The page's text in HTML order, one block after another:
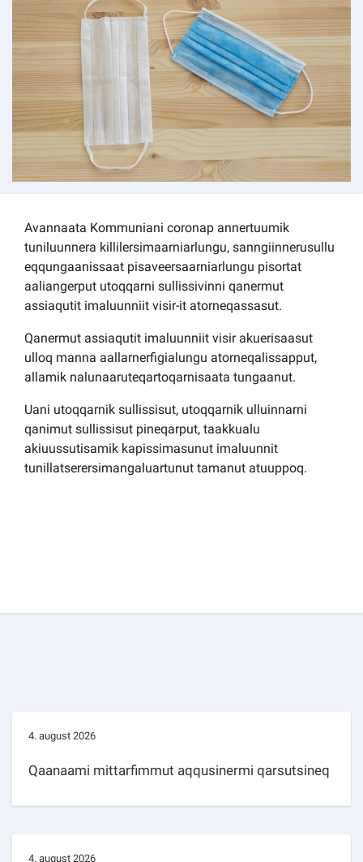
Kommuni pillugu paasissutissat
Avannaata Kommuniani coronap annertuumik
tuniluunnera killilersimaarniarlungu, sanngiinnerusullu
eqqungaanissaat pisaveersaarniarlungu pisortat
aaliangerput utoqqarni sullissivinni qanermut
assiaqutit imaluunniit visir-it atorneqassasut.
Qanermut assiaqutit imaluunniit visir akuerisaasut
ulloq manna aallarnerfigialungu atorneqalissapput,
allamik nalunaaruteqartoqarnisaata tungaanut.
Uani utoqqarnik sullissisut, utoqqarnik ulluinnarni
qanimut sullissisut pineqarput, taakkualu
akiuussutisamik kapissimasunut imaluunnit
tunillatserersimangaluartunut tamanut atuuppoq.
4. august 2026
Qaanaami mittarfimmut aqqusinermi qarsutsineq
4. august 2026